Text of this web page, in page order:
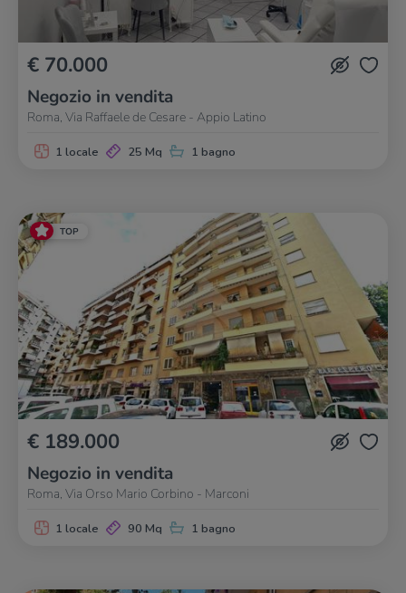
€ 70.000
Negozio in vendita
Roma, Via Raffaele de Cesare - Appio Latino
1 locale 25 Mq 1 bagno
TOP
€ 189.000
Negozio in vendita
Roma, Via Orso Mario Corbino - Marconi
1 locale 90 Mq 1 bagno